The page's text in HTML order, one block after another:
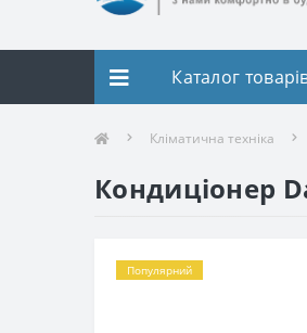
Каталог
Кліматична техніка
Кондиціонер
Популярний